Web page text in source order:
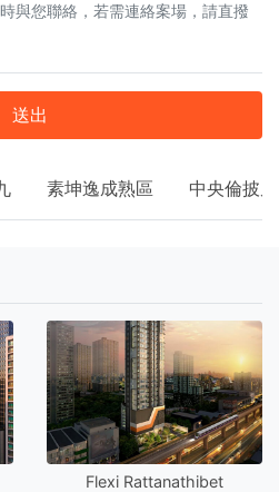
與您聯絡，若需連絡案場，請直撥
送出
素坤逸成熟區 中央倫披尼
Flexi Rattanathibet